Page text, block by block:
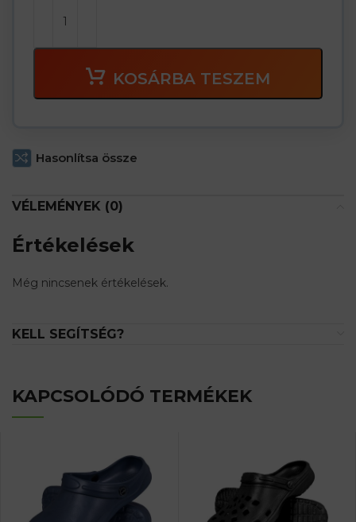
KOSÁRBA TESZEM
Hasonlítsa össze
VÉLEMÉNYEK (0)
Értékelések
Még nincsenek értékelések.
KELL SEGÍTSÉG?
KAPCSOLÓDÓ TERMÉKEK